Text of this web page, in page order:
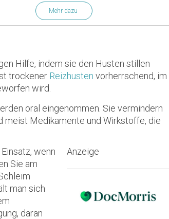
Mehr dazu
Hilfe, indem sie den Husten stillen
trockener Reizhusten vorherrschend, im
wird.
oral eingenommen. Sie vermindern
meist Medikamente und Wirkstoffe, die
wenn
Sie am
man sich
daran
Anzeige